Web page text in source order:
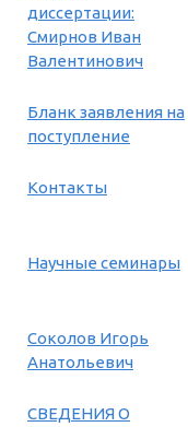
диссертации:
Смирнов Иван
Валентинович
Бланк заявления на
поступление
Контакты
Научные семинары
Соколов Игорь
Анатольевич
СВЕДЕНИЯ О